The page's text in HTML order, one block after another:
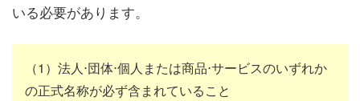
いる必要があります。
（1）法人⋅団体⋅個人または商品⋅サービスのいずれか
の正式名称が必ず含まれていること